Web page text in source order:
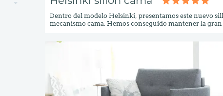
Dentro del modelo Helsinki, presentamos este nuevo
mecanismo cama. Hemos conseguido mantener la
aporta un gran valor añadido al modelo, ya que
cualquier salón o sala de estar y tener la opción de